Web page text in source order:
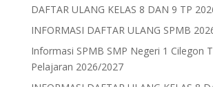
DAFTAR ULANG KELAS 8 DAN 9 TP
INFORMASI DAFTAR ULANG SPMB
Informasi SPMB SMP Negeri 1 Cilegon
Pelajaran 2026/2027